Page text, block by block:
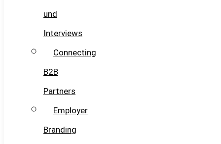
und
Interviews
Connecting
B2B
Partners
Employer
Branding